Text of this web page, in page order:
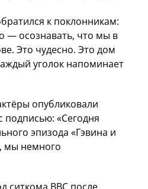
к поклонникам:
— осознавать, что мы в
Это чудесно. Это дом
уголок напоминает
опубликовали
«Сегодня
эпизода «Гэвина и
мы немного